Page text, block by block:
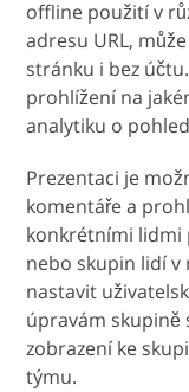
offline použití v
adresu URL,
stránku i bez
prohlížení na
analytiku o
Prezentaci je
komentáře a
konkrétními lidmi
nebo skupin lidí v
nastavit
úpravám skupině
zobrazení ke
týmu.